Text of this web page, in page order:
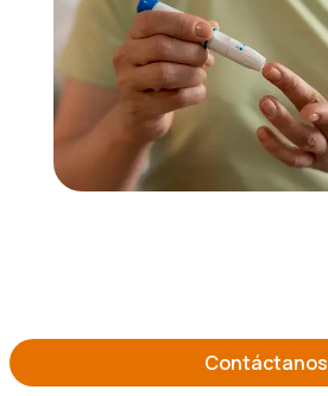
Contáctanos